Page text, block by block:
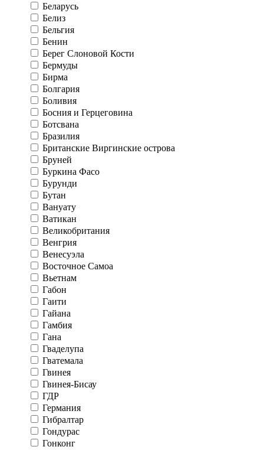
Беларусь
Белиз
Бельгия
Бенин
Берег Слоновой Кости
Бермуды
Бирма
Болгария
Боливия
Босния и Герцеговина
Ботсвана
Бразилия
Британские Виргинские острова
Бруней
Буркина Фасо
Бурунди
Бутан
Вануату
Ватикан
Великобритания
Венгрия
Венесуэла
Восточное Самоа
Вьетнам
Габон
Гаити
Гайана
Гамбия
Гана
Гваделупа
Гватемала
Гвинея
Гвинея-Бисау
ГДР
Германия
Гибралтар
Гондурас
Гонконг